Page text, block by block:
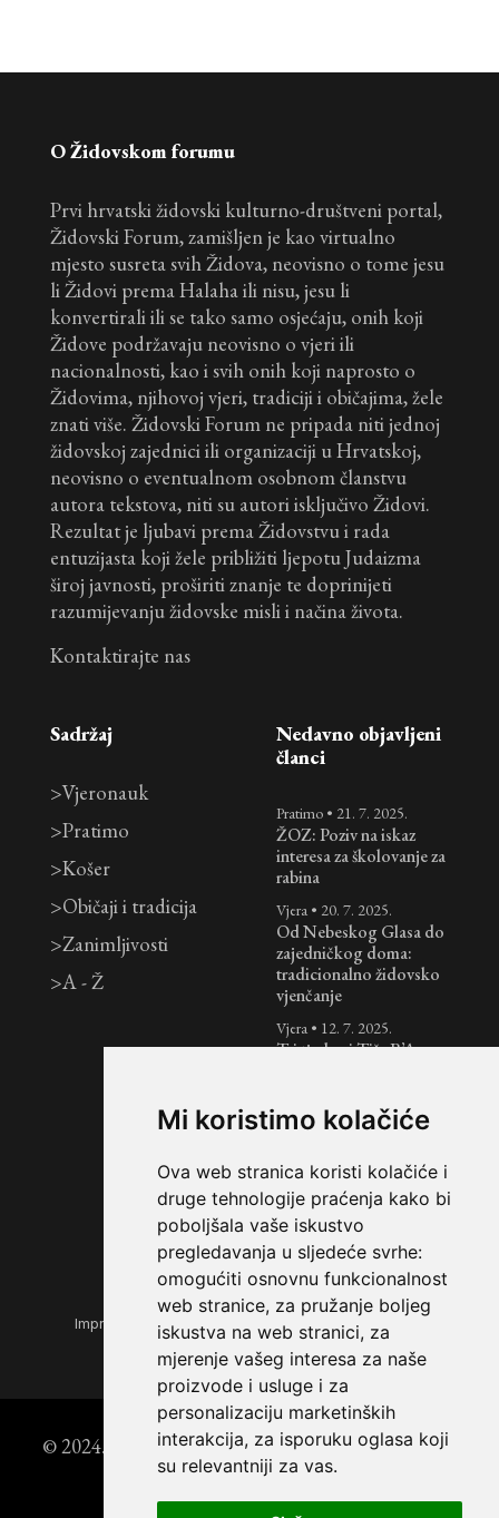
Mi koristimo kolačiće
Ova web stranica koristi kolačiće i
druge tehnologije praćenja kako bi
poboljšala vaše iskustvo
pregledavanja u sljedeće svrhe:
omogućiti osnovnu funkcionalnost
web stranice, za pružanje boljeg
iskustva na web stranici, za
mjerenje vašeg interesa za naše
proizvode i usluge i za
personalizaciju marketinških
interakcija, za isporuku oglasa koji
su relevantniji za vas.
O Židovskom forumu
Prvi hrvatski židovski kulturno-društveni portal,
Židovski Forum, zamišljen je kao virtualno
mjesto susreta svih Židova, neovisno o tome jesu
li Židovi prema Halaha ili nisu, jesu li
konvertirali ili se tako samo osjećaju, onih koji
Židove podržavaju neovisno o vjeri ili
nacionalnosti, kao i svih onih koji naprosto o
Židovima, njihovoj vjeri, tradiciji i običajima, žele
znati više. Židovski Forum ne pripada niti jednoj
židovskoj zajednici ili organizaciji u Hrvatskoj,
neovisno o eventualnom osobnom članstvu
autora tekstova, niti su autori isključivo Židovi.
Rezultat je ljubavi prema Židovstvu i rada
entuzijasta koji žele približiti ljepotu Judaizma
široj javnosti, proširiti znanje te doprinijeti
razumijevanju židovske misli i načina života.
Kontaktirajte nas
Sadržaj
>Vjeronauk
>Pratimo
>Košer
>Običaji i tradicija
>Zanimljivosti
>A - Ž
Nedavno objavljeni
članci
Pratimo • 21. 7. 2025.
ŽOZ: Poziv na iskaz
interesa za školovanje za
rabina
Vjera • 20. 7. 2025.
Od Nebeskog Glasa do
zajedničkog doma:
tradicionalno židovsko
vjenčanje
Vjera • 12. 7. 2025.
Tri tjedna i Tiša B’Av:
Hramova
Jednostavan i brz recept
za pita kruh
Impressum Opći uvjeti korištenja Zaštita privatnosti
© 2024. Židovski forum | Powered by StoryEditor
DEX